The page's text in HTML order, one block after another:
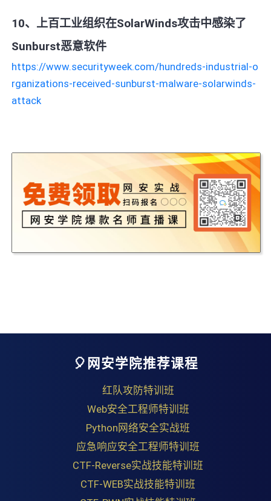
10、上百工业组织在SolarWinds攻击中感染了
Sunburst恶意软件
https://www.securityweek.com/hundreds-industrial-o
rganizations-received-sunburst-malware-solarwinds-
attack
🎈网安学院推荐课程
红队攻防特训班
Web安全工程师特训班
Python网络安全实战班
应急响应安全工程师特训班
CTF-Reverse实战技能特训班
CTF-WEB实战技能特训班